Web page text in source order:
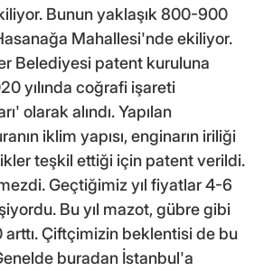
Bunun yaklaşık 800-900
Mahallesi'nde ekiliyor.
Belediyesi patent kuruluna
yılında coğrafi işareti
olarak alındı. Yapılan
iklim yapısı, enginarın iriliği
teşkil ettiği için patent verildi.
Geçtiğimiz yıl fiyatlar 4-6
Bu yıl mazot, gübre gibi
Çiftçimizin beklentisi de bu
buradan İstanbul'a